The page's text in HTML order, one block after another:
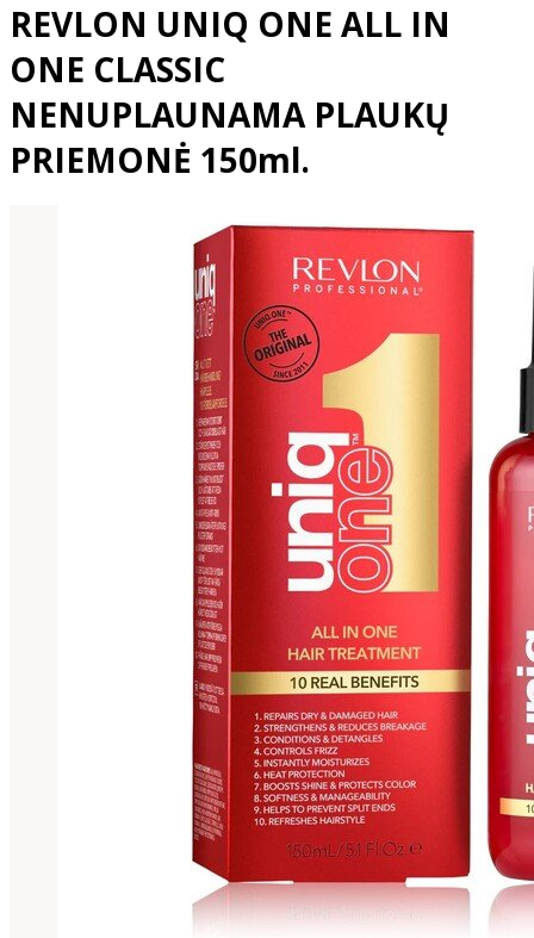
REVLON UNIQ ONE ALL IN
ONE CLASSIC
NENUPLAUNAMA PLAUKŲ
PRIEMONĖ 150ml.